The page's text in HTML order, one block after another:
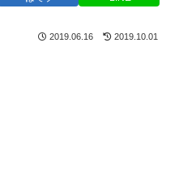
2019.06.16 2019.10.01